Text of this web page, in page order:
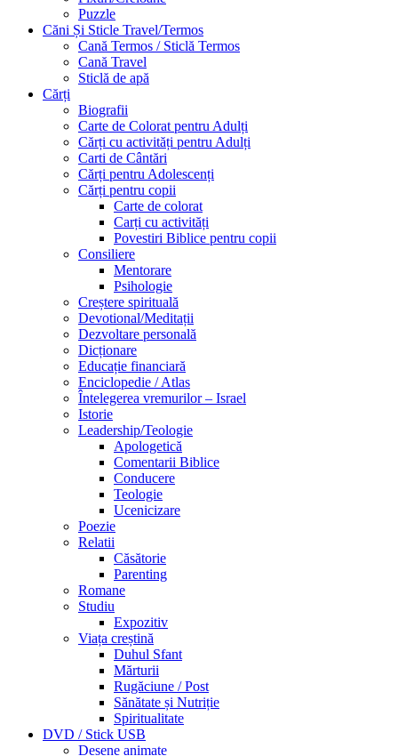
Puzzle
Căni Și Sticle Travel/Termos
Cană Termos / Sticlă Termos
Cană Travel
Sticlă de apă
Cărți
Biografii
Carte de Colorat pentru Adulți
Cărți cu activități pentru Adulți
Carti de Cântări
Cărți pentru Adolescenți
Cărți pentru copii
Carte de colorat
Carți cu activități
Povestiri Biblice pentru copii
Consiliere
Mentorare
Psihologie
Creștere spirituală
Devotional/Meditații
Dezvoltare personală
Dicționare
Educație financiară
Enciclopedie / Atlas
Întelegerea vremurilor – Israel
Istorie
Leadership/Teologie
Apologetică
Comentarii Biblice
Conducere
Teologie
Ucenicizare
Poezie
Relatii
Căsătorie
Parenting
Romane
Studiu
Expozitiv
Viața creștină
Duhul Sfant
Mărturii
Rugăciune / Post
Sănătate și Nutriție
Spiritualitate
DVD / Stick USB
Desene animate